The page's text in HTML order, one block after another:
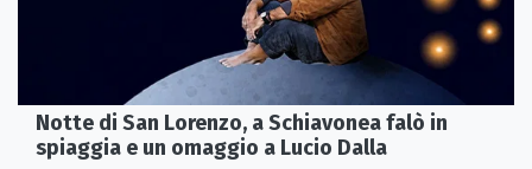
Notte di San Lorenzo, a Schiavonea falò in
spiaggia e un omaggio a Lucio Dalla